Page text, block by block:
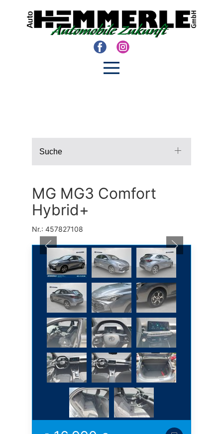
Suche
MG MG3 Comfort
Hybrid+
Nr.: 457827108